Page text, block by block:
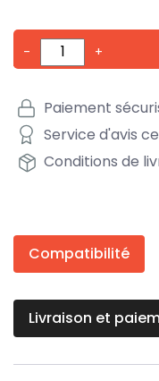
- +
Paiement
Service d'avis
Conditions de
Compatibilité
Livraison et